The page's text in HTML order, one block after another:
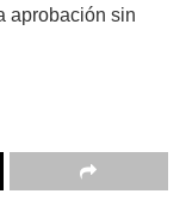
aprobación sin